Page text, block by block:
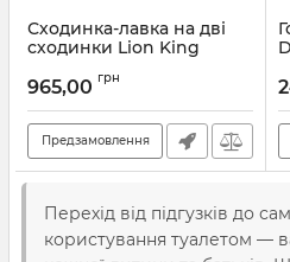
Сходинка-лавка на дві
сходинки Lion King
965,00 грн
Предзамовлення
Перехід від підгузків до
користування туалетом —